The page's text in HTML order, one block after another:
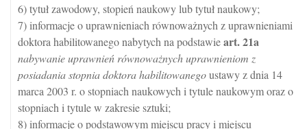
6) tytuł zawodowy, stopień naukowy lub tytuł naukowy;
7) informacje o uprawnieniach równoważnych z uprawnieniami
doktora habilitowanego nabytych na podstawieart.21a
nabywanie uprawnień równoważnych uprawnieniom z
posiadania stopnia doktora habilitowanegoustawy z dnia 14
marca 2003 r. o stopniach naukowych i tytule naukowym oraz o
stopniach i tytule w zakresie sztuki;
8) informacje o podstawowym miejscu pracy i miejscu